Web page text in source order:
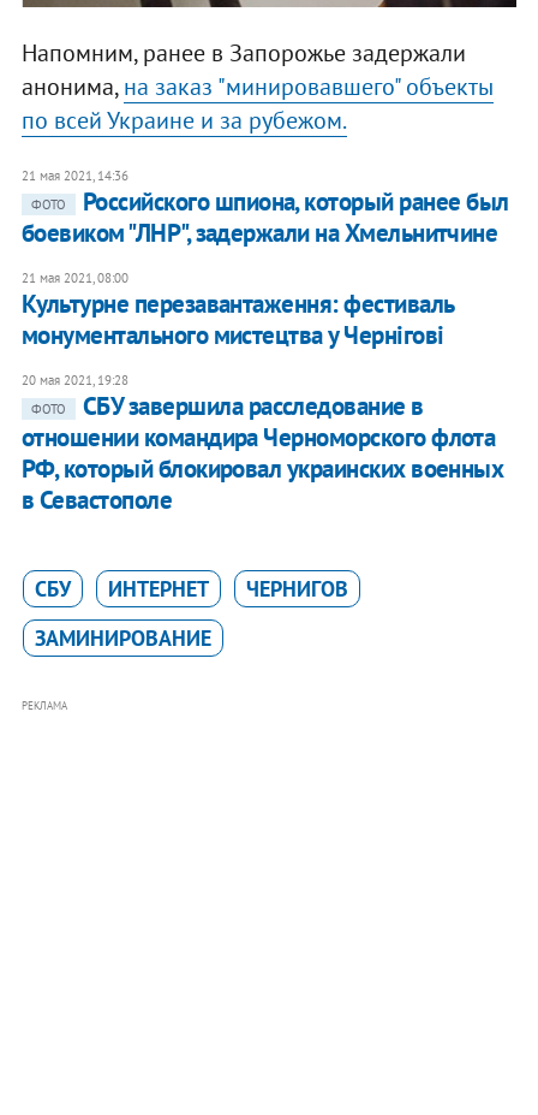
Напомним, ранее в Запорожье задержали
анонима,на заказ "минировавшего" объекты
по всей Украине и за рубежом.
21 мая 2021, 14:36
ФОТО
Российского шпиона, который ранее был
боевиком "ЛНР", задержали на Хмельнитчине
21 мая 2021, 08:00
Культурне перезавантаження: фестиваль
монументального мистецтва у Чернігові
20 мая 2021, 19:28
ФОТО
​СБУ завершила расследование в
отношении командира Черноморского флота
РФ, который блокировал украинских военных
в Севастополе
СБУ ИНТЕРНЕТ
ЧЕРНИГОВ
ЗАМИНИРОВАНИЕ
РЕКЛАМА